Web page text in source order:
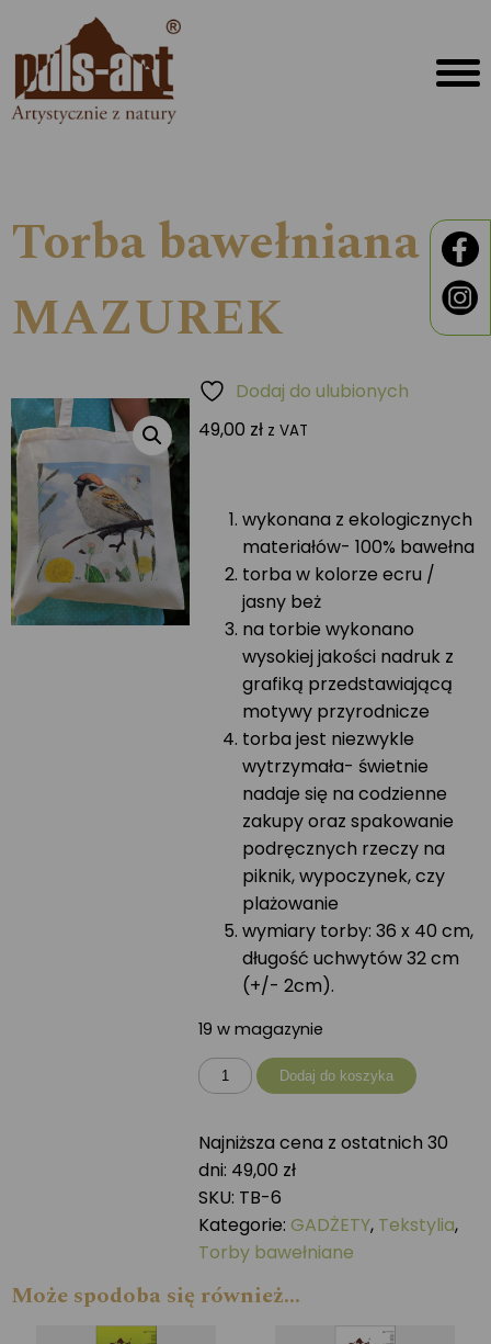
Torba bawełniana
MAZUREK
49,00 zł z VAT
wykonana z ekologicznych
materiałów- 100% bawełna
torba w kolorze ecru /
jasny beż
na torbie wykonano
wysokiej jakości nadruk z
grafiką przedstawiającą
motywy przyrodnicze
torba jest niezwykle
wytrzymała- świetnie
nadaje się na codzienne
zakupy oraz spakowanie
podręcznych rzeczy na
piknik, wypoczynek, czy
plażowanie
wymiary torby: 36 x 40 cm,
długość uchwytów 32 cm
(+/- 2cm).
19 w magazynie
ilość
Torba
MAZUREK
Dodaj do koszyka
Dodaj do ulubionych
Najniższa cena z ostatnich 30
dni: 49,00 zł
SKU: TB-6
Kategorie:GADŻETY, Tekstylia,
Torby bawełniane
Może spodoba się również…